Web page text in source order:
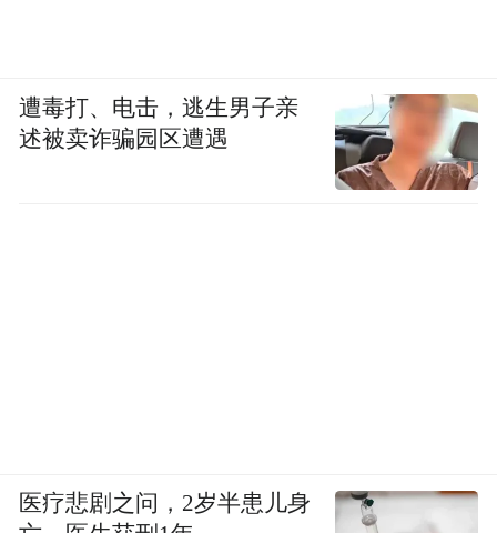
遭毒打、电击，逃生男子亲
述被卖诈骗园区遭遇
医疗悲剧之问，2岁半患儿身